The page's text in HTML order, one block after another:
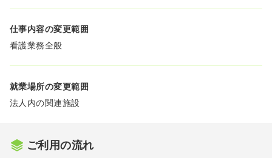
仕事内容の変更範囲
看護業務全般
就業場所の変更範囲
法人内の関連施設
ご利用の流れ